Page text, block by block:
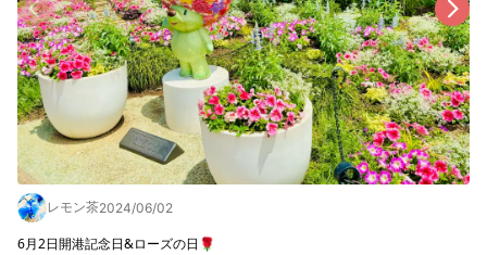
レモン茶2024/06/02
6月2日開港記念日&ローズの日🌹